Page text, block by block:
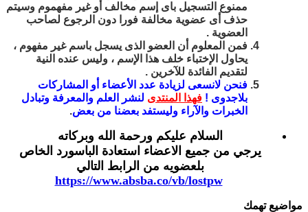
ممنوع التسجيل باى إسم مخالف أو غير مفهموم وسيتم
حذف أى عضوية مخالفة فورا دون الرجوع لصاحب
العضوية .
فمن المعلوم أن العضو الذى يسجل باسم غير مفهوم ،
يحاول الإختباء خلف هذا الإسم ، وليس عنده النية
لتقديم الفائدة للآخرين .
فنحن لانسعى لزيادة عدد الأعضاء أو المشاركات
بلاجدوى ! فهذا المنتدى لنشر العلم والمعرفة وتبادل
الخبرات والآراء وليستفد بعضنا من بعض.
السلام عليكم ورحمة الله وبركاته
يرجي من جميع الاعضاء استعادة الباسورد الخاص
بلعضويه من الرابط التالي
https://www.absba.co/vb/lostpw
مواضيع تهمك